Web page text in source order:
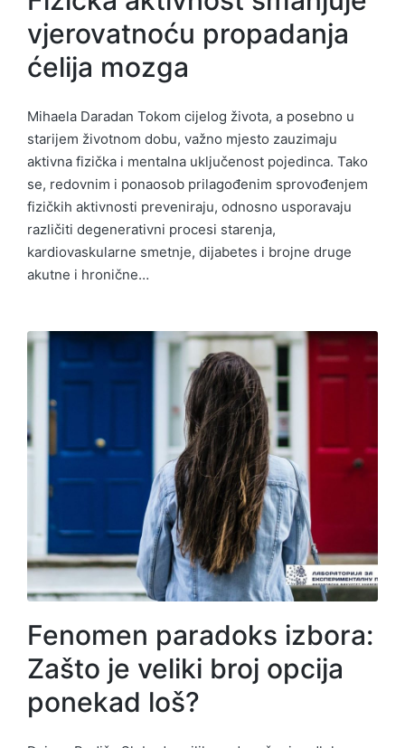
vjerovatnoću propadanja
ćelija mozga
Mihaela Daradan Tokom cijelog života, a posebno u
starijem životnom dobu, važno mjesto zauzimaju
aktivna fizička i mentalna uključenost pojedinca. Tako
se, redovnim i ponaosob prilagođenim sprovođenjem
fizičkih aktivnosti preveniraju, odnosno usporavaju
različiti degenerativni procesi starenja,
kardiovaskularne smetnje, dijabetes i brojne druge
akutne i hronične…
Fenomen paradoks izbora:
Zašto je veliki broj opcija
ponekad loš?